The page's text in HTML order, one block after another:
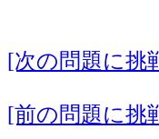
[次の問題に挑
[前の問題に挑